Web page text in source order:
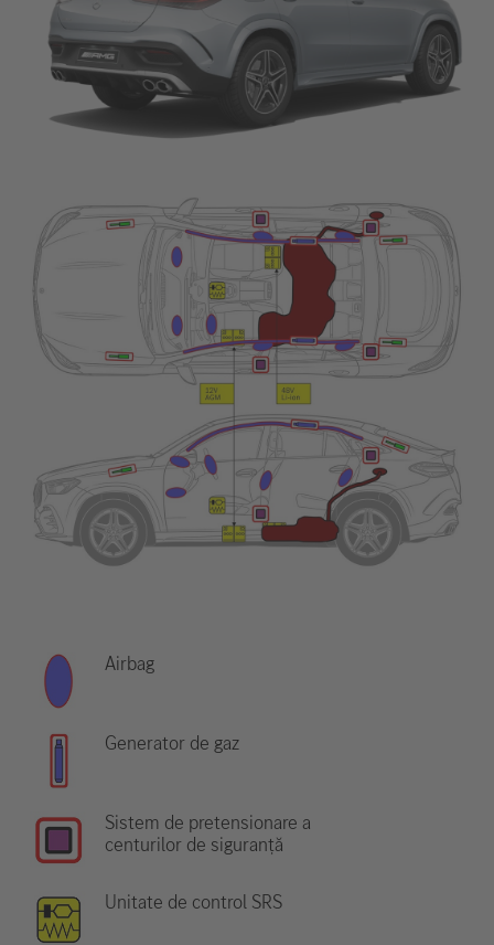
Airbag
Generator de gaz
Sistem de pretensionare a
centurilor de siguranță
Unitate de control SRS